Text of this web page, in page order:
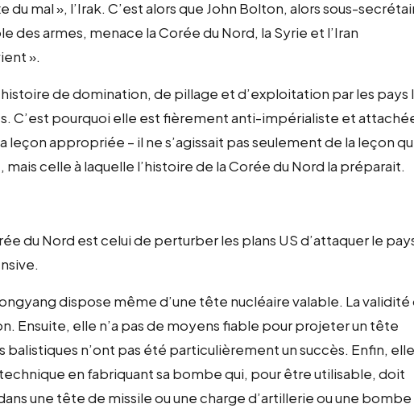
du mal », l’Irak. C’est alors que John Bolton, alors sous-
des armes, menace la Corée du Nord, la Syrie et l’Iran
».
histoire de domination, de pillage et d’exploitation par les pays
C’est pourquoi elle est fièrement anti-impérialiste et
leçon appropriée – il ne s’agissait pas seulement de la leçon
celle à laquelle l’histoire de la Corée du Nord la préparait.
du Nord est celui de perturber les plans US d’attaquer le
dispose même d’une tête nucléaire valable. La validité
Ensuite, elle n’a pas de moyens fiable pour projeter un tête
balistiques n’ont pas été particulièrement un succès. Enfin, elle
en fabriquant sa bombe qui, pour être utilisable, doit
une tête de missile ou une charge d’artillerie ou une bombe